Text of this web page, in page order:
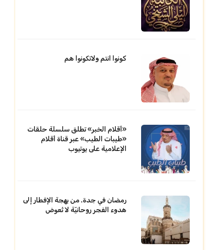
كونوا انتم ولاتكونوا هم
«أقلام الخبر» تطلق سلسلة حلقات
«طيبات الطيب» عبر قناة أقلام
الإعلامية على يوتيوب
رمضان في جدة. من بهجة الإفطار إلى
هدوء الفجر روحانيّة لا تُعوض